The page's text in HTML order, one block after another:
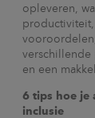
opleveren,
verschillende
en een
6 tips hoe je
inclusie